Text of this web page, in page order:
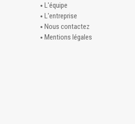
L'équipe
L'entreprise
Nous contactez
Mentions légales